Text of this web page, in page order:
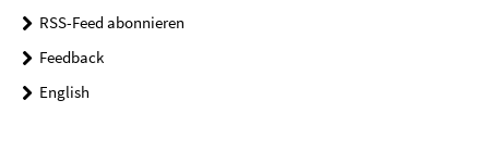
RSS-Feed abonnieren
Feedback
English